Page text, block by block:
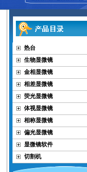
热台
生物显微镜
金相显微镜
相差显微镜
荧光显微镜
体视显微镜
相称显微镜
偏光显微镜
显微镜软件
切割机